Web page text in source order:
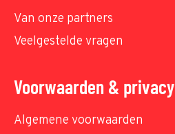
Van onze partners
Veelgestelde vragen
Voorwaarden & privacy
Algemene voorwaarden